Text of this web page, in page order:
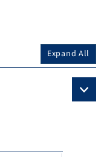
Expand All